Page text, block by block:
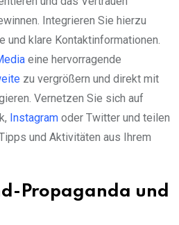
Integrieren Sie hierzu
und klare Kontaktinformationen.
eine hervorragende
zu vergrößern und direkt mit
Vernetzen Sie sich auf
Instagram oder Twitter und teilen
und Aktivitäten aus Ihrem
Propaganda und